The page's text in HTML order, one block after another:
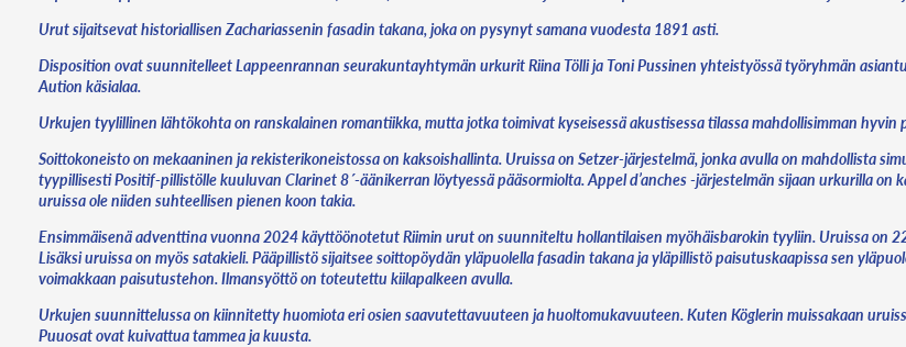
Urut sijaitsevat historiallisen Zachariassenin fasadin takana, joka on pysynyt samana vuodesta 1891 asti.
Disposition ovat suunnitelleet Lappeenrannan seurakuntayhtymän urkurit Riina Tölli ja Toni Pussinen yhteistyössä työryhmän
Aution käsialaa.
Urkujen tyylillinen lähtökohta on ranskalainen romantiikka, mutta jotka toimivat kyseisessä akustisessa tilassa mahdollisimman
Soittokoneisto on mekaaninen ja rekisterikoneistossa on kaksoishallinta. Uruissa on Setzer-järjestelmä, jonka avulla on mahdollista
tyypillisesti Positif-pillistölle kuuluvan Clarinet 8´-äänikerran löytyessä pääsormiolta. Appel d’anches -järjestelmän sijaan urkurilla
uruissa ole niiden suhteellisen pienen koon takia.
Ensimmäisenä adventtina vuonna 2024 käyttöönotetut Riimin urut on suunniteltu hollantilaisen myöhäisbarokin tyyliin. Uruissa on
Lisäksi uruissa on myös satakieli. Pääpillistö sijaitsee soittopöydän yläpuolella fasadin takana ja yläpillistö paisutuskaapissa sen
voimakkaan paisutustehon. Ilmansyöttö on toteutettu kiilapalkeen avulla.
Urkujen suunnittelussa on kiinnitetty huomiota eri osien saavutettavuuteen ja huoltomukavuuteen. Kuten Köglerin muissakaan
Puuosat ovat kuivattua tammea ja kuusta.